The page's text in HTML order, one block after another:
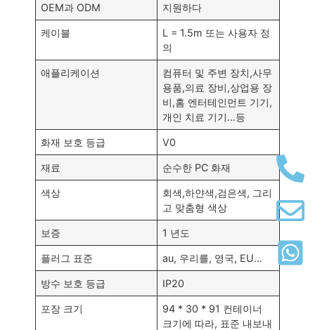
OEM과 ODM 지원하다
케이블
L = 1.5m 또는 사용자 정
의
애플리케이션
컴퓨터 및 주변 장치,사무
용품,의료 장비,상업용 장
비,홈 엔터테인먼트 기기,
개인 치료 기기…등
화재 보호 등급 V0
재료 순수한 PC 화재
색상
회색,하얀색,검은색, 그리
고 맞춤형 색상
보증 1 년도
플러그 표준 au, 우리를, 영국, EU…
방수 보호 등급 IP20
포장 크기
94 * 30 * 91 컨테이너
크기에 따라, 표준 내보내